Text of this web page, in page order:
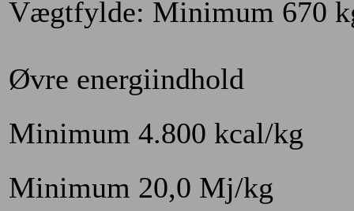
Vægtfylde: Minimum 670
Øvre energiindhold
Minimum 4.800 kcal/kg
Minimum 20,0 Mj/kg